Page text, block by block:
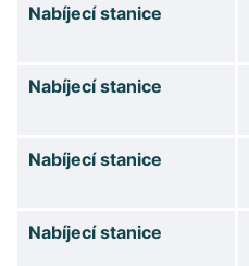
Nabíjecí stanice
Nabíjecí stanice
Nabíjecí stanice
Nabíjecí stanice